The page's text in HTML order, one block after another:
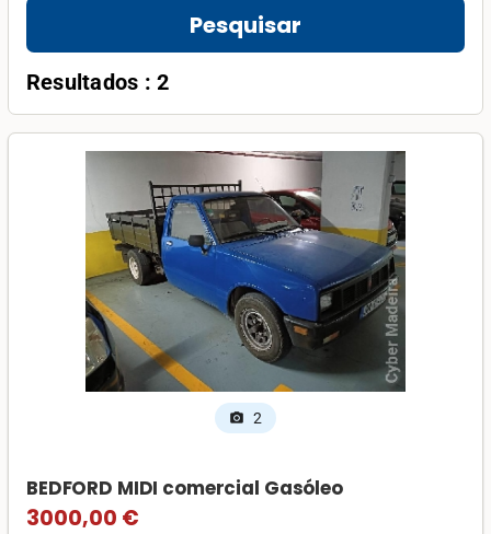
Pesquisar
Resultados : 2
photo_camera 2
BEDFORD MIDI comercial Gasóleo
3000,00 €